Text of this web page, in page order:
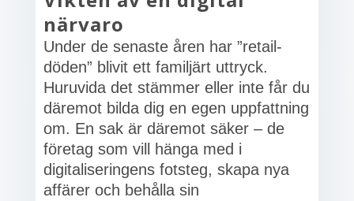
närvaro
Under de senaste åren har ”retail-
döden” blivit ett familjärt uttryck.
Huruvida det stämmer eller inte får du
däremot bilda dig en egen uppfattning
om. En sak är däremot säker – de
företag som vill hänga med i
digitaliseringens fotsteg, skapa nya
affärer och behålla sin